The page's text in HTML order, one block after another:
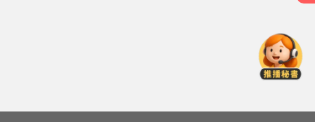
五峰「8校停課」